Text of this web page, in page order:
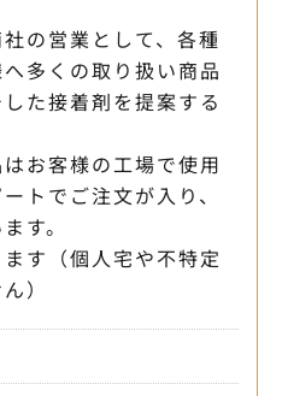
の営業として、各種
多くの取り扱い商品
た接着剤を提案する
お客様の工場で使用
トでご注文が入り、
す。
す（個人宅や不特定
）